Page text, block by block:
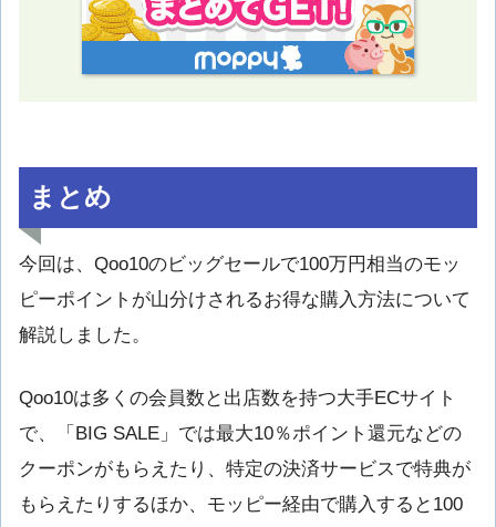
まとめ
今回は、Qoo10のビッグセールで100万円相当のモッ
ピーポイントが山分けされるお得な購入方法について
解説しました。
Qoo10は多くの会員数と出店数を持つ大手ECサイト
で、「BIG SALE」では最大10％ポイント還元などの
クーポンがもらえたり、特定の決済サービスで特典が
もらえたりするほか、モッピー経由で購入すると100